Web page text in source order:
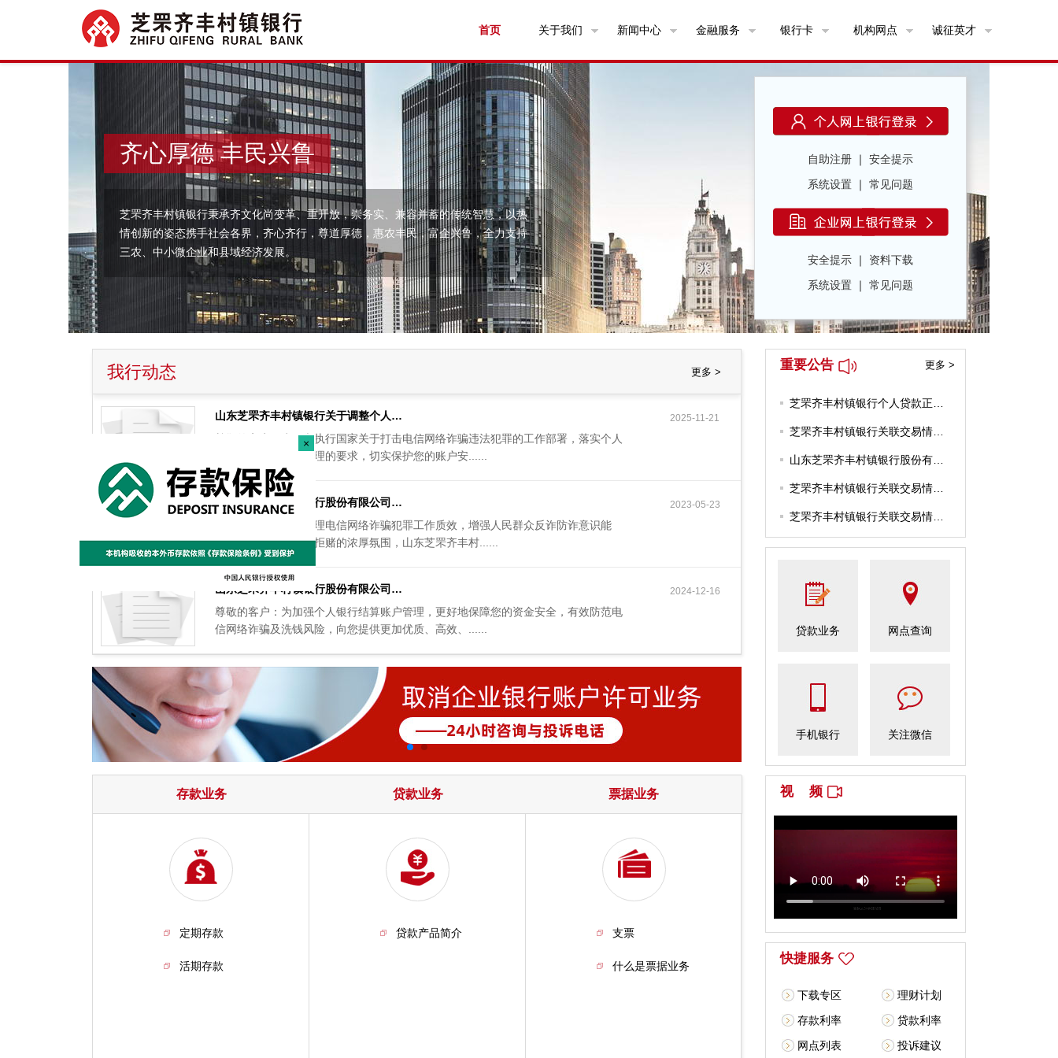
首页 关于我们 新闻中心 金融服务 银行卡 机构网点 诚征英才
齐心厚德 丰民兴鲁
芝罘齐丰村镇银行秉承齐文化尚变革、重开放，崇务实、兼容并蓄的传统智慧，以热
情创新的姿态携手社会各界，齐心齐行，尊道厚德，惠农丰民，富企兴鲁，全力支持
三农、中小微企业和县域经济发展。
自助注册 ｜ 安全提示
系统设置 ｜ 常见问题
安全提示 ｜ 资料下载
系统设置 ｜ 常见问题
我行动态 更多 >
山东芝罘齐丰村镇银行关于调整个人… 2025-11-21
尊敬的客户：为贯彻执行国家关于打击电信网络诈骗违法犯罪的工作部署，落实个人
银行账户分类分级管理的要求，切实保护您的账户安......
山东芝罘齐丰村镇银行股份有限公司… 2023-05-23
为进一步提升打击治理电信网络诈骗犯罪工作质效，增强人民群众反诈防诈意识能
力，营造全社会反诈拒赌的浓厚氛围，山东芝罘齐丰村......
山东芝罘齐丰村镇银行股份有限公司… 2024-12-16
尊敬的客户：为加强个人银行结算账户管理，更好地保障您的资金安全，有效防范电
信网络诈骗及洗钱风险，向您提供更加优质、高效、......
存款业务
定期存款
活期存款
贷款业务
贷款产品简介
票据业务
支票
什么是票据业务
重要公告 更多 >
芝罘齐丰村镇银行个人贷款正…
芝罘齐丰村镇银行关联交易情…
山东芝罘齐丰村镇银行股份有…
芝罘齐丰村镇银行关联交易情…
芝罘齐丰村镇银行关联交易情…
贷款业务 网点查询
手机银行 关注微信
视 频
快捷服务
下载专区
理财计划
存款利率
贷款利率
网点列表
投诉建议